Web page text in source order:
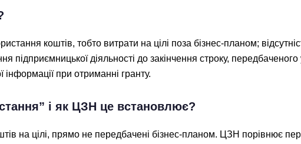
коштів, тобто витрати на цілі поза бізнес-планом;
підприємницької діяльності до закінчення строку,
при отриманні гранту.
і як ЦЗН це встановлює?
на цілі, прямо не передбачені бізнес-планом. ЦЗН порівнює